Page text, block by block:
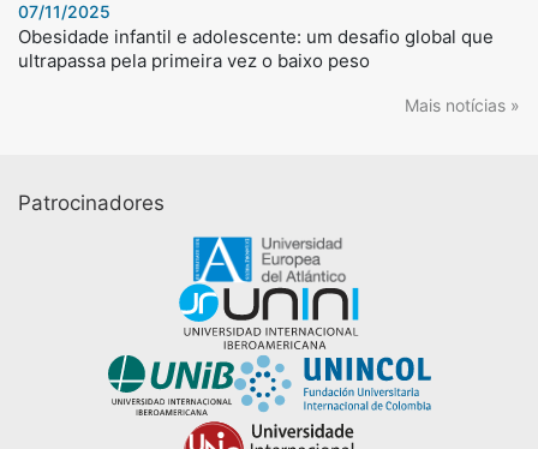
07/11/2025
Obesidade infantil e adolescente: um desafio global que
ultrapassa pela primeira vez o baixo peso
Mais notícias »
Patrocinadores